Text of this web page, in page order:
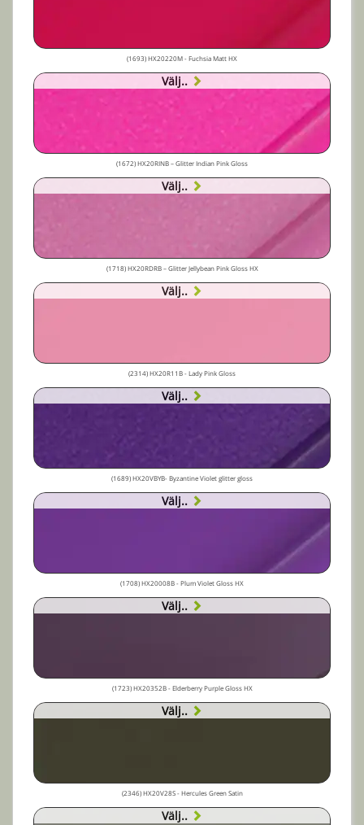
(1693) HX20220M - Fuchsia Matt HX
Välj..
(1672) HX20RINB – Glitter Indian Pink Gloss
Välj..
(1718) HX20RDRB – Glitter Jellybean Pink Gloss HX
Välj..
(2314) HX20R11B - Lady Pink Gloss
Välj..
(1689) HX20VBYB- Byzantine Violet glitter gloss
Välj..
(1708) HX20008B - Plum Violet Gloss HX
Välj..
(1723) HX20352B - Elderberry Purple Gloss HX
Välj..
(2346) HX20V28S - Hercules Green Satin
Välj..